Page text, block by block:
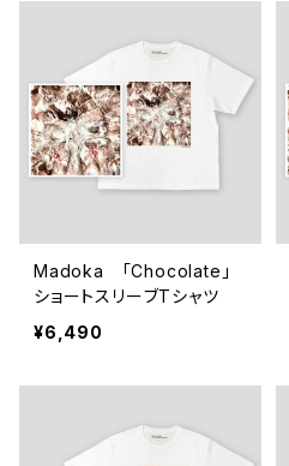
Madoka 「Chocolate」
ショートスリーブTシャツ
¥6,490